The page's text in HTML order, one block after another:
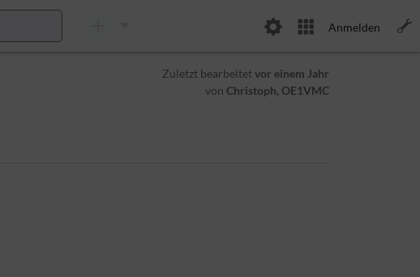
Anmelden
Zuletzt bearbeitetvor einem Jahr
von Christoph, OE1VMC